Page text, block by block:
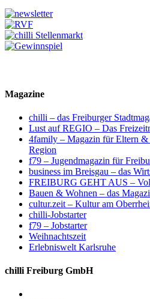
Magazine
chilli – das Freiburger
Lust auf REGIO – Das
4family – Magazin für Eltern
Region
f79 – Jugendmagazin für
business im Breisgau – das
FREIBURG GEHT AUS –
Bauen & Wohnen – das
cultur.zeit – Kultur am
chilli-Jobstarter
f79 – Jobstarter
Weihnachtszeit
Erlebniswelt Karlsruhe
chilli Freiburg GmbH